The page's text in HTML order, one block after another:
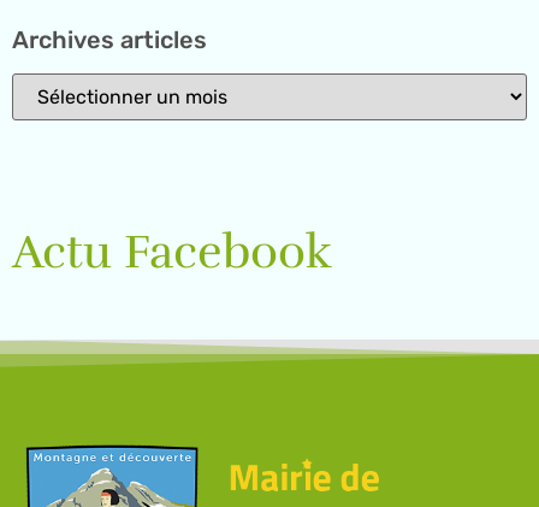
Archives articles
Actu Facebook